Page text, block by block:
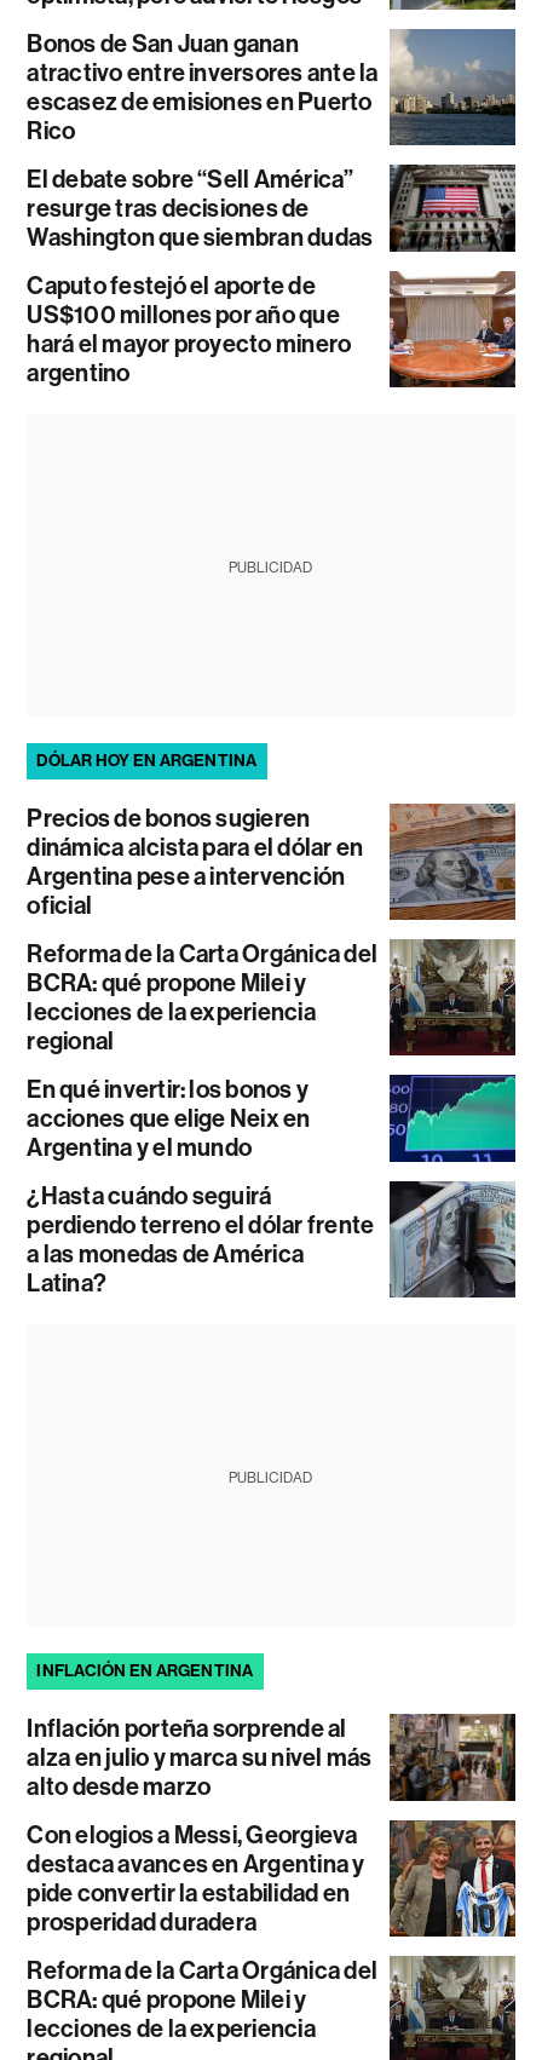
Bonos de San Juan ganan
atractivo entre inversores ante la
escasez de emisiones en Puerto
Rico
El debate sobre “Sell América”
resurge tras decisiones de
Washington que siembran dudas
Caputo festejó el aporte de
US$100 millones por año que
hará el mayor proyecto minero
argentino
PUBLICIDAD
DÓLAR HOY EN ARGENTINA
Precios de bonos sugieren
dinámica alcista para el dólar en
Argentina pese a intervención
oficial
Reforma de la Carta Orgánica del
BCRA: qué propone Milei y
lecciones de la experiencia
regional
En qué invertir: los bonos y
acciones que elige Neix en
Argentina y el mundo
¿Hasta cuándo seguirá
perdiendo terreno el dólar frente
a las monedas de América
Latina?
PUBLICIDAD
INFLACIÓN EN ARGENTINA
Inflación porteña sorprende al
alza en julio y marca su nivel más
alto desde marzo
Con elogios a Messi, Georgieva
destaca avances en Argentina y
pide convertir la estabilidad en
prosperidad duradera
Reforma de la Carta Orgánica del
BCRA: qué propone Milei y
lecciones de la experiencia